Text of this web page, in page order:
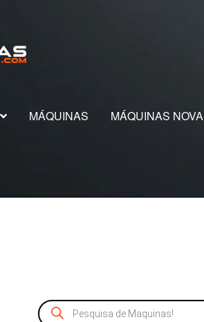
MÁQUINAS MÁQUINAS
Pesquisar
produtos